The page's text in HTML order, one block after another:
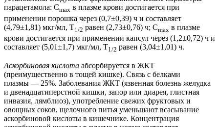
парацетамола: Cmax в плазме крови достигается при
применении порошка через (0,7±0,39) ч и составляет
(4,79±1,81) мкг/мл, T1/2 равен (2,73±0,76) ч; Cmax в плазме
крови достигается при применении капсул через (1,2±0,72) ч и
составляет (5,01±1,7) мкг/мл, T1/2 равен (3,04±1,01) ч.
Аскорбиновая кислота абсорбируется в ЖКТ
(преимущественно в тощей кишке). Связь с белками
плазмы — 25%. Заболевания ЖКТ (язвенная болезнь желудка
и двенадцатиперстной кишки, запор или диарея, глистная
инвазия, лямблиоз), употребление свежих фруктовых и
овощных соков, щелочного питья уменьшают всасывание
аскорбиновой кислоты в кишечнике. Концентрация